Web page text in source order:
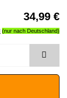
34,99 €